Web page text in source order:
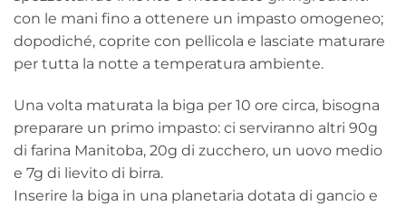
con le mani fino a ottenere un impasto omogeneo;
dopodiché, coprite con pellicola e lasciate maturare
per tutta la notte a temperatura ambiente.
Una volta maturata la biga per 10 ore circa, bisogna
preparare un primo impasto: ci serviranno altri 90g
di farina Manitoba, 20g di zucchero, un uovo medio
e 7g di lievito di birra.
Inserire la biga in una planetaria dotata di gancio e